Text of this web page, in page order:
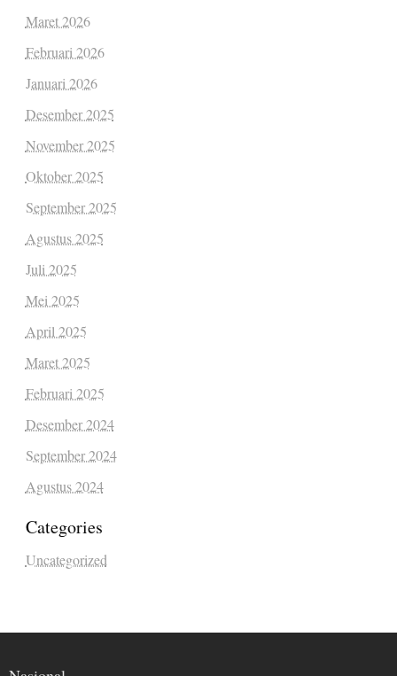
Maret 2026
Februari 2026
Januari 2026
Desember 2025
November 2025
Oktober 2025
September 2025
Agustus 2025
Juli 2025
Mei 2025
April 2025
Maret 2025
Februari 2025
Desember 2024
September 2024
Agustus 2024
Categories
Uncategorized